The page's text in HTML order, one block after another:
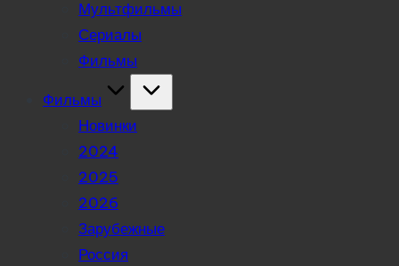
Мультфильмы
Сериалы
Фильмы
Фильмы
Новинки
2024
2025
2026
Зарубежные
Россия